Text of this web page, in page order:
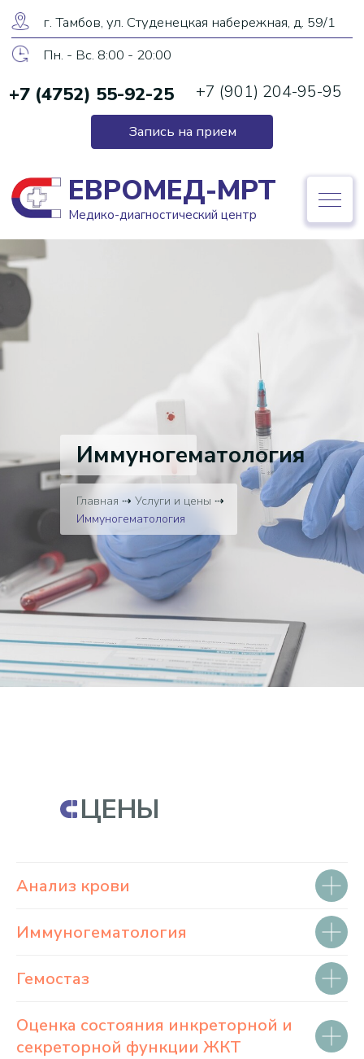
ЕВРОМЕД-МРТ
Медико-диагностический центр
Пн. - Вс. 8:00 - 20:00
г. Тамбов, ул. Студенецкая набережная, д. 59/1
Запись на прием
+7 (4752) 55-92-25
ЕВРОМЕД-МРТ
Медико-диагностический центр
Запись на прием
Иммуногематология
Главная ⇢ Услуги и цены ⇢
Иммуногематология
ЦЕНЫ
Анализ крови
Иммуногематология
Гемостаз
Оценка состояния инкреторной и
секреторной функции ЖКТ